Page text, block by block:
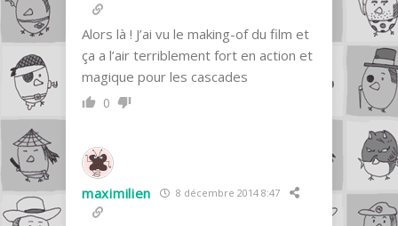
Alors là ! J’ai vu le making-of du film et
ça a l’air terriblement fort en action et
magique pour les cascades
0
maximilien 8 décembre 2014 8:47